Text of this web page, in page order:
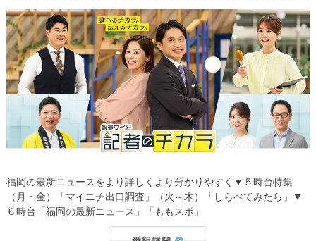
福岡の最新ニュースをより詳しくより分かりやすく▼５時台特集
（月・金）「マイニチ出口調査」（火～木）「しらべてみたら」▼
６時台「福岡の最新ニュース」「ももスポ」